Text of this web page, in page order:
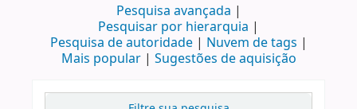
Pesquisa avançada
Pesquisar por hierarquia
Pesquisa de autoridade
Nuvem de tags
Mais popular
Sugestões de aquisição